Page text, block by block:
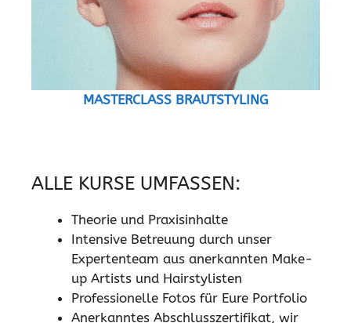
MASTERCLASS BRAUTSTYLING
ALLE KURSE UMFASSEN:
Theorie und Praxisinhalte
Intensive Betreuung durch unser
Expertenteam aus anerkannten Make-
up Artists und Hairstylisten
Professionelle Fotos für Eure Portfolio
Anerkanntes Abschlusszertifikat, wir